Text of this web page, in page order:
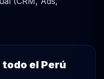
el Perú